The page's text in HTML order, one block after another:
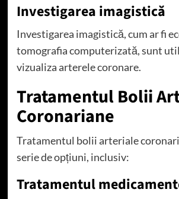
Investigarea imagistică
Investigarea imagistică, cum ar fi
tomografia computerizată, sunt
vizualiza arterele coronare.
Tratamentul Bolii
Coronariane
Tratamentul bolii arteriale
serie de opțiuni, inclusiv:
Tratamentul